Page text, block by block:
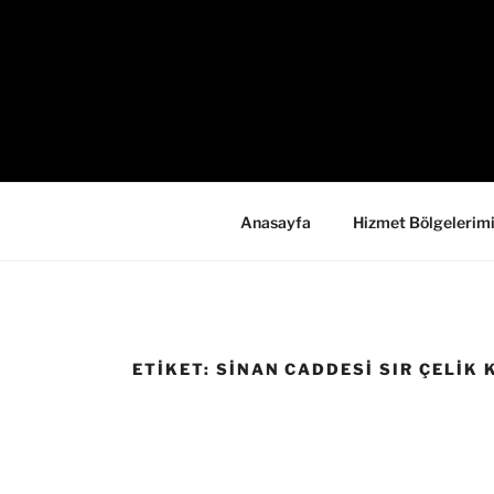
Anasayfa Hizmet
ETIKET: SINAN CADDESI SIR ÇELIK